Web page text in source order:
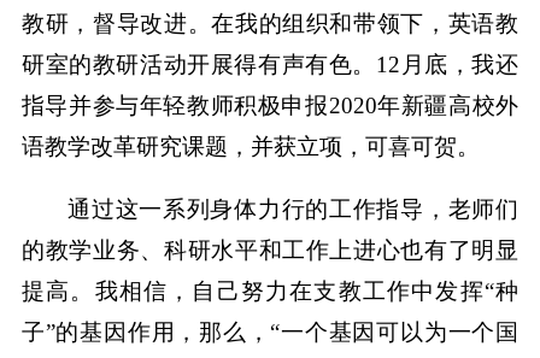
教研，督导改进。在我的组织和带领下，英语教
研室的教研活动开展得有声有色。12月底，我还
指导并参与年轻教师积极申报2020年新疆高校外
语教学改革研究课题，并获立项，可喜可贺。
通过这一系列身体力行的工作指导，老师们
的教学业务、科研水平和工作上进心也有了明显
提高。我相信，自己努力在支教工作中发挥“种
子”的基因作用，那么，“一个基因可以为一个国